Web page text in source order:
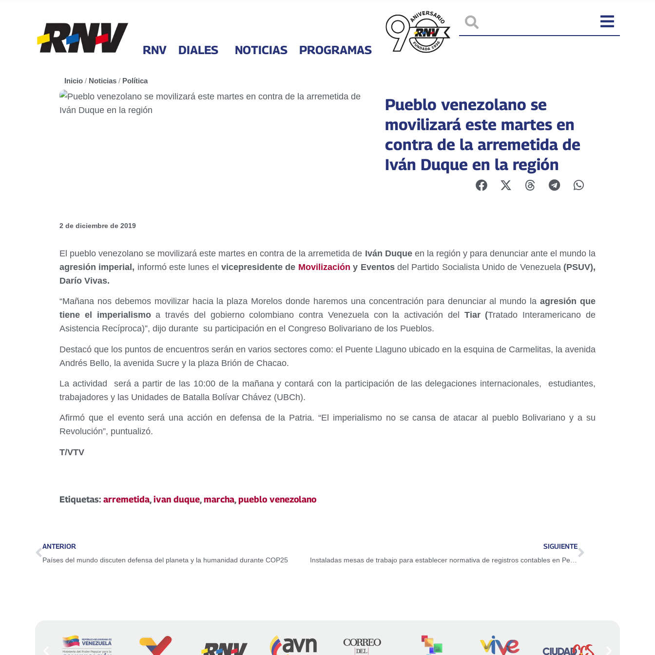
RNV DIALES NOTICIAS PROGRAMAS
Inicio / Noticias / Política
Pueblo venezolano se
movilizará este martes en
contra de la arremetida de
Iván Duque en la región
2 de diciembre de 2019
El pueblo venezolano se movilizará este martes en contra de la arremetida de Iván Duqueen la región y para denunciar ante el mundo la
agresión imperial, informó este lunes elvicepresidente de Movilización y Eventosdel Partido Socialista Unido de Venezuela (PSUV),
Darío Vivas.
“Mañana nos debemos movilizar hacia la plaza Morelos donde haremos una concentración para denunciar al mundo laagresión que
tiene el imperialismoa través del gobierno colombiano contra Venezuela con la activación del Tiar (Tratado Interamericano de
Asistencia Recíproca)”, dijo durante su participación en el Congreso Bolivariano de los Pueblos.
Destacó que los puntos de encuentros serán en varios sectores como: el Puente Llaguno ubicado en la esquina de Carmelitas, la avenida
Andrés Bello, la avenida Sucre y la plaza Brión de Chacao.
La actividad será a partir de las 10:00 de la mañana y contará con la participación de las delegaciones internacionales, estudiantes,
trabajadores y las Unidades de Batalla Bolívar Chávez (UBCh).
Afirmó que el evento será una acción en defensa de la Patria. “El imperialismo no se cansa de atacar al pueblo Bolivariano y a su
Revolución”, puntualizó.
T/VTV
Etiquetas: arremetida,ivan duque,marcha,pueblo venezolano
ANTERIOR
Países del mundo discuten defensa del planeta y la humanidad durante COP25
SIGUIENTE
Instaladas mesas de trabajo para establecer normativa de registros contables en Petros